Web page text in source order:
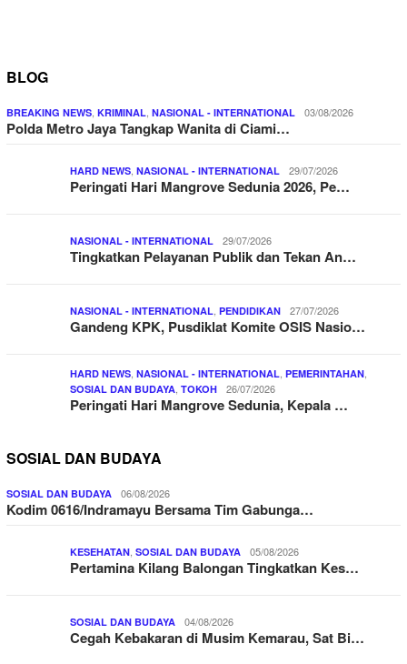
BLOG
BREAKING NEWS KRIMINAL NASIONAL - INTERNATIONAL 03/08/2026
Polda Metro Jaya Tangkap Wanita di Ciami…
HARD NEWS NASIONAL - INTERNATIONAL 29/07/2026
Peringati Hari Mangrove Sedunia 2026, Pe…
NASIONAL - INTERNATIONAL 29/07/2026
Tingkatkan Pelayanan Publik dan Tekan An…
NASIONAL - INTERNATIONAL PENDIDIKAN 27/07/2026
Gandeng KPK, Pusdiklat Komite OSIS Nasio…
HARD NEWS NASIONAL - INTERNATIONAL PEMERINTAHAN
SOSIAL DAN BUDAYA TOKOH 26/07/2026
Peringati Hari Mangrove Sedunia, Kepala …
SOSIAL DAN BUDAYA
SOSIAL DAN BUDAYA 06/08/2026
Kodim 0616/Indramayu Bersama Tim Gabunga…
KESEHATAN SOSIAL DAN BUDAYA 05/08/2026
Pertamina Kilang Balongan Tingkatkan Kes…
SOSIAL DAN BUDAYA 04/08/2026
Cegah Kebakaran di Musim Kemarau, Sat Bi…